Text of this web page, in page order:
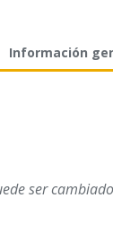
Información
ser